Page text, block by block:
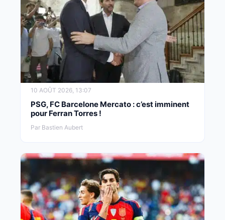
10 AOÛT 2026, 13:07
PSG, FC Barcelone Mercato : c’est imminent
pour Ferran Torres !
Par Bastien Aubert